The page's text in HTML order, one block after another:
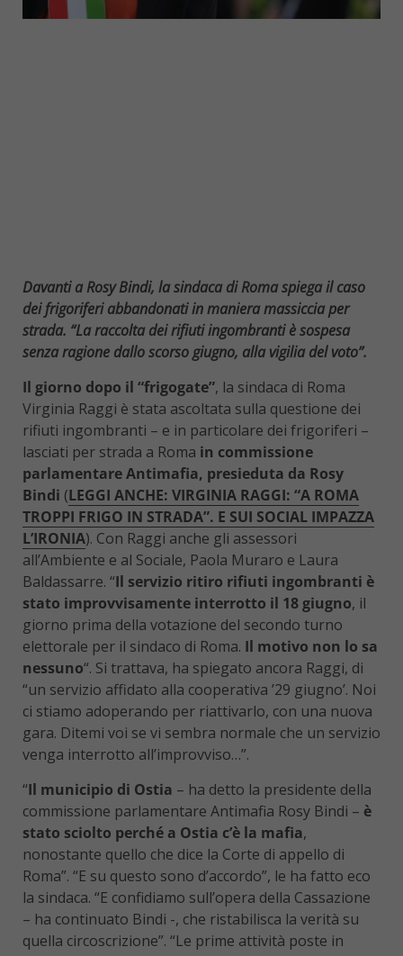
Davanti a Rosy Bindi, la sindaca di Roma spiega il caso
dei frigoriferi abbandonati in maniera massiccia per
strada. “La raccolta dei rifiuti ingombranti è sospesa
senza ragione dallo scorso giugno, alla vigilia del voto”.
Il giorno dopo il “frigogate”, la sindaca di Roma
Virginia Raggi è stata ascoltata sulla questione dei
rifiuti ingombranti – e in particolare dei frigoriferi –
lasciati per strada a Roma in commissione
parlamentare Antimafia, presieduta da Rosy
Bindi (LEGGI ANCHE: VIRGINIA RAGGI: “A ROMA
TROPPI FRIGO IN STRADA”. E SUI SOCIAL IMPAZZA
L’IRONIA). Con Raggi anche gli assessori
all’Ambiente e al Sociale, Paola Muraro e Laura
Baldassarre. “Il servizio ritiro rifiuti ingombranti è
stato improvvisamente interrotto il 18 giugno, il
giorno prima della votazione del secondo turno
elettorale per il sindaco di Roma. Il motivo non lo sa
nessuno“. Si trattava, ha spiegato ancora Raggi, di
“un servizio affidato alla cooperativa ’29 giugno’. Noi
ci stiamo adoperando per riattivarlo, con una nuova
gara. Ditemi voi se vi sembra normale che un servizio
venga interrotto all’improvviso…”.
“Il municipio di Ostia – ha detto la presidente della
commissione parlamentare Antimafia Rosy Bindi – è
stato sciolto perché a Ostia c’è la mafia,
nonostante quello che dice la Corte di appello di
Roma”. “E su questo sono d’accordo”, le ha fatto eco
la sindaca. “E confidiamo sull’opera della Cassazione
– ha continuato Bindi -, che ristabilisca la verità su
quella circoscrizione”. “Le prime attività poste in